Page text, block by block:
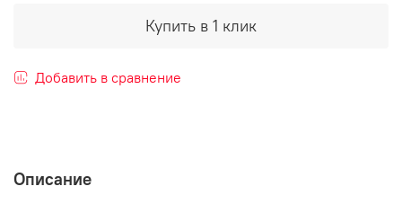
Купить в 1 клик
Добавить в сравнение
Описание